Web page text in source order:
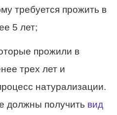
требуется прожить в
5 лет;
прожили в
трех лет и
натурализации.
должны получить вид